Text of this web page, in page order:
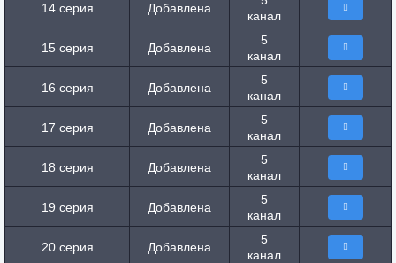
14 серия Добавлена
канал
15 серия Добавлена
5
канал
16 серия Добавлена
5
канал
17 серия Добавлена
5
канал
18 серия Добавлена
5
канал
19 серия Добавлена
5
канал
20 серия Добавлена
5
канал